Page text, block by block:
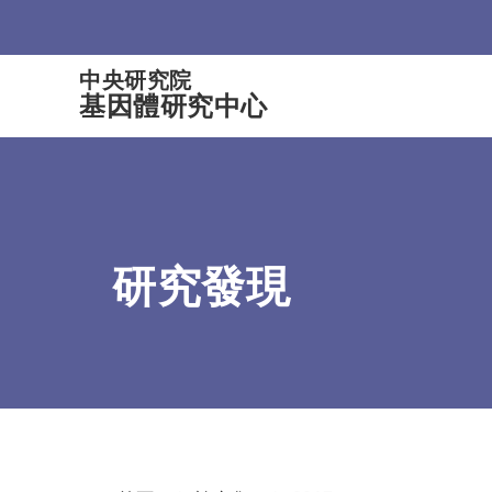
中央研究院
基因體研究中心
研究發現